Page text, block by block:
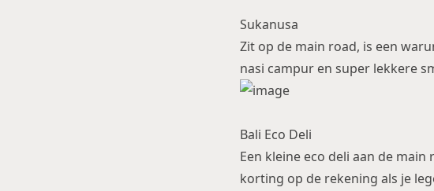
Sukanusa
Zit op de main road, is een
nasi campur en super lekkere
Bali Eco Deli
Een kleine eco deli aan de
korting op de rekening als je